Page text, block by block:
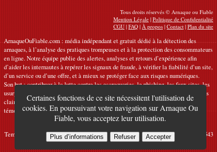
Certaines fonctions de ce site nécessitent l'utilisation de
cookies. En poursuivant votre navigation sur Arnaque Ou
Fiable, vous acceptez leur utilisation.
Plus d’informations Refuser Accepter
Tous droits réservés © Arnaque ou Fiable
Mention Légale|Politique de Confidentialité
CGU|FAQ|À propos|Contact|Plan du site
ArnaqueOuFiable.com : média indépendant et gratuit dédié à la détection des
arnaques, à l’analyse des pratiques trompeuses et à la protection des consommateurs
en ligne. Notre équipe publie des alertes, analyses et retours d’expérience afin
d’aider les internautes à repérer les signaux de fraude, à vérifier la fiabilité d’un site,
d’un service ou d’une offre, et à mieux se protéger face aux risques numériques.
Son but : contribuer à la lutte contre les escroqueries, le phishing, les faux sites, les
usurpations et les manipulations commerciales en ligne, en proposant des contenus
clairs, rigoureux et utiles, fondés sur l’analyse de signaux vérifiables, de
témoignages et de sources fiables.
© 2012-2026 René Ronse SRL (Arnaque Ou Fiable) - 89 rue Cazeau, 7520
Templeuve, Belgique - E-mail: admin@arnaqueoufiable.com - TVA: BE0773803543